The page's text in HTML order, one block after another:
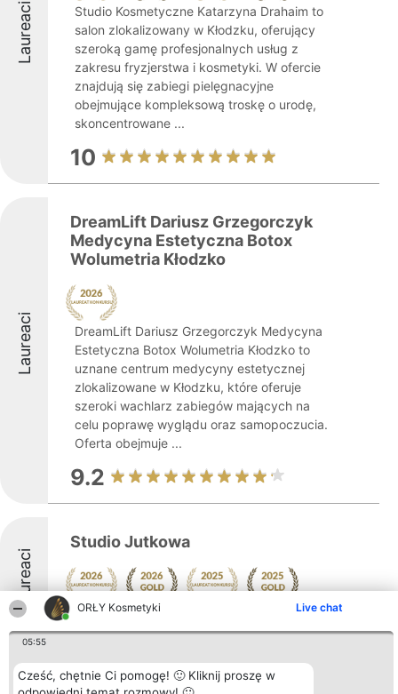
ORŁY Kosmetyki Live chat
05:55
Cześć, chętnie Ci pomogę! 🙂 Kliknij proszę w
Laureaci
Studio Kosmetyczne Katarzyna Drahaim to
salon zlokalizowany w Kłodzku, oferujący
szeroką gamę profesjonalnych usług z
zakresu fryzjerstwa i kosmetyki. W ofercie
znajdują się zabiegi pielęgnacyjne
obejmujące kompleksową troskę o urodę,
skoncentrowane ...
10
Laureaci
DreamLift Dariusz Grzegorczyk
Medycyna Estetyczna Botox
Wolumetria Kłodzko
DreamLift Dariusz Grzegorczyk Medycyna
Estetyczna Botox Wolumetria Kłodzko to
uznane centrum medycyny estetycznej
zlokalizowane w Kłodzku, które oferuje
szeroki wachlarz zabiegów mających na
celu poprawę wyglądu oraz samopoczucia.
Oferta obejmuje ...
9.2
Laureaci
Studio Jutkowa
10